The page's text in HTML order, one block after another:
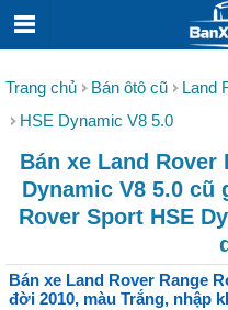
Trang chủ Bán ôtô cũ Land
HSE Dynamic V8 5.0
Bán xe Land Rover
Dynamic V8 5.0 cũ
Rover Sport HSE
Bán xe Land Rover Range
đời 2010, màu Trắng, nhập